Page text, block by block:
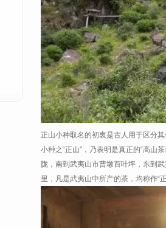
正山小种取名的初衷是古人用于区分
小种之“正山”，乃表明是真正的“高山
陇，南到武夷山市曹墩百叶坪，东到
里，凡是武夷山中所产的茶，均称作“正